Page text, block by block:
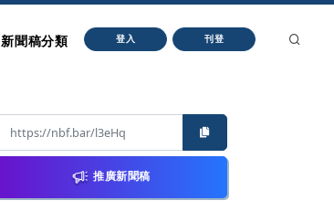
新聞稿分類 登入 刊登
推廣新聞稿